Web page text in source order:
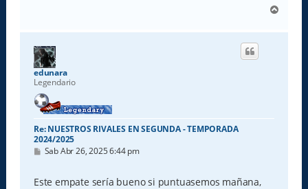
r
edunara
Legendario
Re: NUESTROS RIVALES EN SEGUNDA - TEMPORADA
2024/2025
M
s
Sab Abr 26, 2025 6:44 pm
Este empate sería bueno si puntuasemos mañana,